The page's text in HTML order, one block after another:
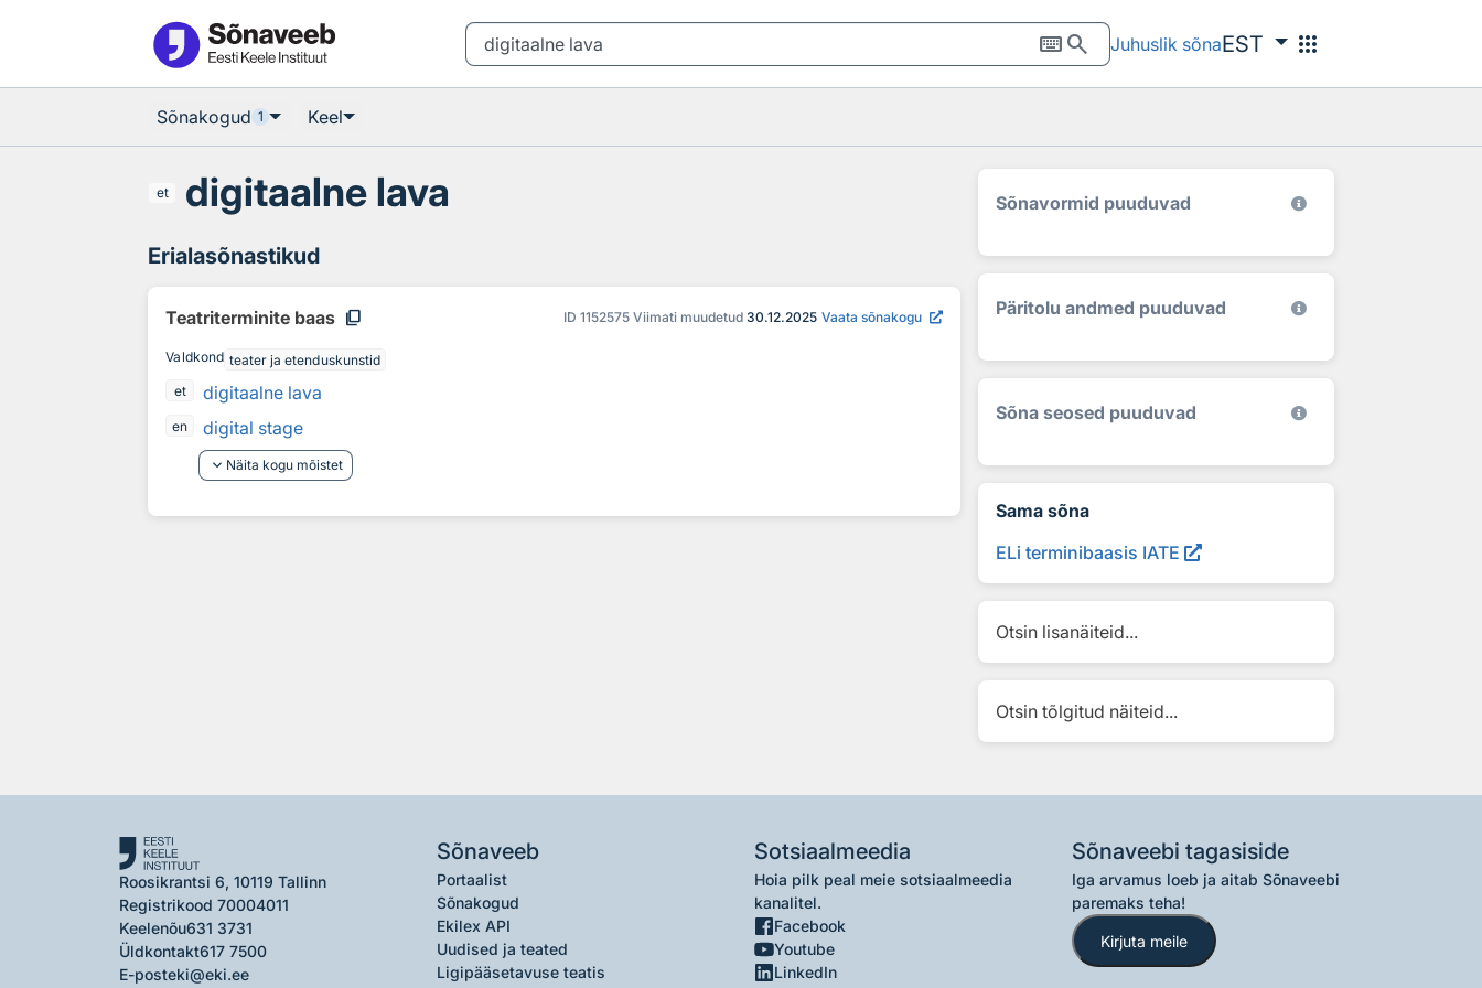
keyboardsearch Juhuslik sõnaEST apps
Sõnakogud 1 Keel
et digitaalne lava
Erialasõnastikud
Teatriterminite baas content_copy ID 1152575 Viimati muudetud 30.12.2025 Vaata sõnakogu
Valdkond teater ja etenduskunstid
et
digitaalne lava
en
digital stage
keyboard_arrow_down Näita kogu mõistet
Sõnavormid puuduvad
Päritolu andmed puuduvad
Sõna seosed puuduvad
Sama sõna
ELi terminibaasis IATE
Otsin lisanäiteid...
Otsin tõlgitud näiteid...
Roosikrantsi 6, 10119 Tallinn
Registrikood 70004011
Keelenõu631 3731
Üldkontakt617 7500
E-posteki@eki.ee
Sõnaveeb
Portaalist
Sõnakogud
Ekilex API
Uudised ja teated
Ligipääsetavuse teatis
Sotsiaalmeedia
Hoia pilk peal meie sotsiaalmeedia
kanalitel.
Facebook
Youtube
LinkedIn
Sõnaveebi tagasiside
Iga arvamus loeb ja aitab Sõnaveebi
paremaks teha!
Kirjuta meile